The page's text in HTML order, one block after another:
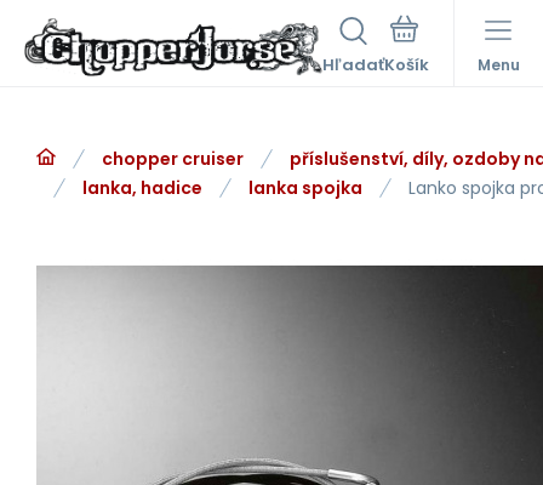
Hľadať Menu
chopper cruiser
příslušenství, díly, ozdoby
lanka, hadice
lanka spojka Lanko spojka